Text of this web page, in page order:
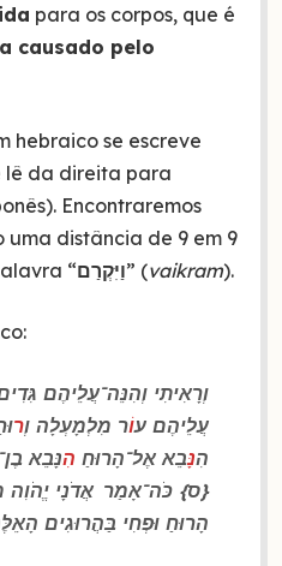
para os corpos, que é
causado pelo
hebraico se escreve
lê da direita para
Encontraremos
distância de 9 em 9
“וַיִּקְרַם” (vaikram).
וְרָאִיתִי וְהִנֵּה־עֲלֵיהֶם
עֲלֵיהֶם עוֹר מִלְמָעְלָה וְר
הִנָּבֵא אֶל־הָרוּחַ הִנָּבֵא
{ס} כֹּה־אָמַר אֲדֹנָי יֱהֹוִה
הָרוּחַ וּפְחִי בַּהֲרוּגִים הָאֵלֶּה